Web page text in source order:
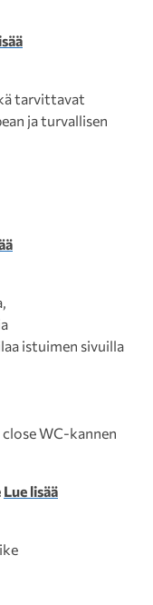
tarvittavat
ja turvallisen
istuimen sivuilla
WC-kannen
Lue lisää